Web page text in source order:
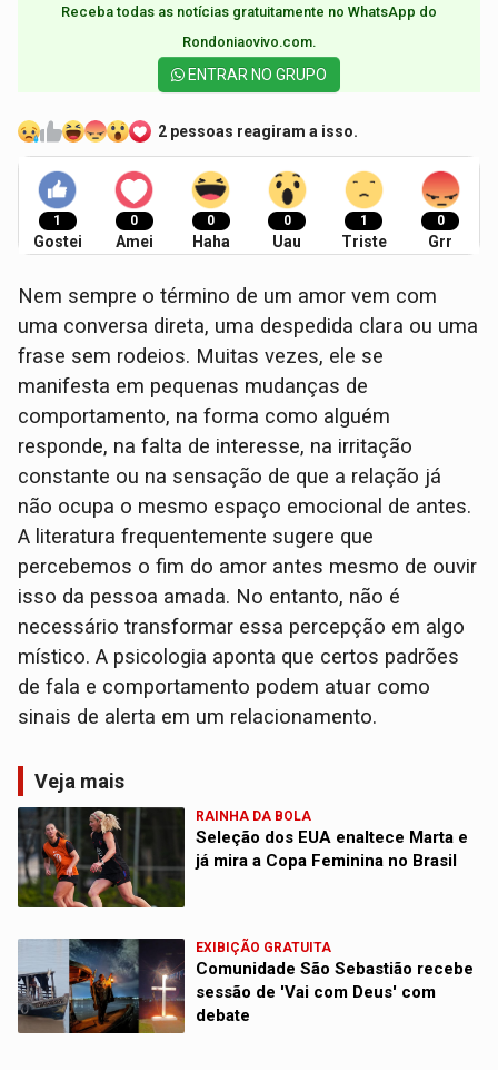
Receba todas as notícias gratuitamente no WhatsApp do
Rondoniaovivo.com.​
ENTRAR NO GRUPO
2 pessoas reagiram a isso.
1
Gostei
0
Amei
0
Haha
0
Uau
1
Triste
0
Grr
Nem sempre o término de um amor vem com
uma conversa direta, uma despedida clara ou uma
frase sem rodeios. Muitas vezes, ele se
manifesta em pequenas mudanças de
comportamento, na forma como alguém
responde, na falta de interesse, na irritação
constante ou na sensação de que a relação já
não ocupa o mesmo espaço emocional de antes.
A literatura frequentemente sugere que
percebemos o fim do amor antes mesmo de ouvir
isso da pessoa amada. No entanto, não é
necessário transformar essa percepção em algo
místico. A psicologia aponta que certos padrões
de fala e comportamento podem atuar como
sinais de alerta em um relacionamento.
Veja mais
RAINHA DA BOLA
Seleção dos EUA enaltece Marta e
já mira a Copa Feminina no Brasil
EXIBIÇÃO GRATUITA
Comunidade São Sebastião recebe
sessão de 'Vai com Deus' com
debate